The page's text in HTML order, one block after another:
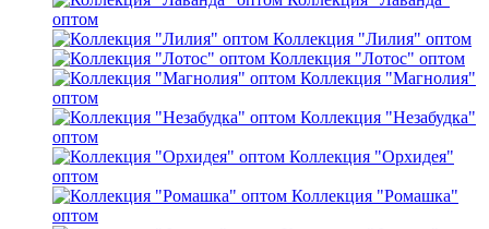
оптом
Коллекция "Лилия" оптом
Коллекция "Лотос" оптом
Коллекция "Магнолия"
оптом
Коллекция "Незабудка"
оптом
Коллекция "Орхидея"
оптом
Коллекция "Ромашка"
оптом